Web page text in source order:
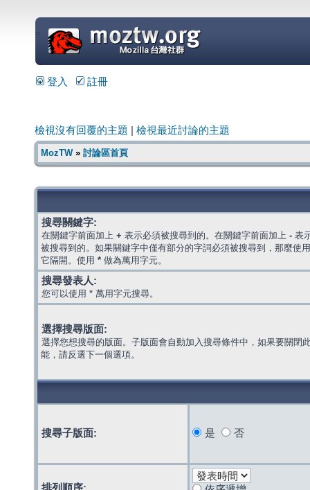
=
登入 註冊
檢視沒有回覆的主題 檢視最近討論的主題
MozTW» 討論區首頁
搜尋關鍵字:
在關鍵字前面加上 + 表示必須被搜尋到的。在關鍵字前面加上 - 表
被搜尋到的。如果關鍵字中僅有部分的字詞必須被搜尋到，那麼使
它隔開。使用 * 做為萬用字元。
搜尋發表人:
您可以使用 * 萬用字元搜尋。
選擇搜尋版面:
選擇您想搜尋的版面。子版面會自動加入搜尋條件中，如果要關閉
能，請反選下一個選項。
搜尋子版面: 是 否